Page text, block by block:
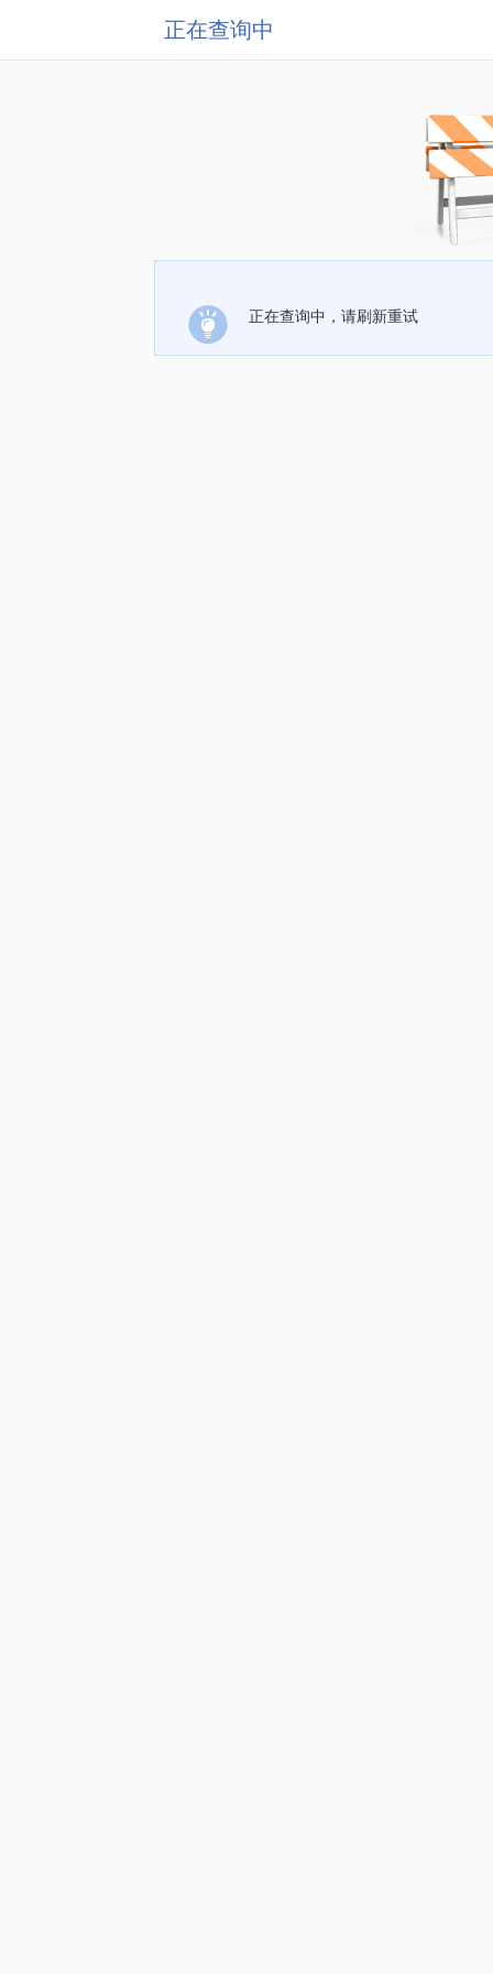
正在查询中
正在查询中，请刷新重试